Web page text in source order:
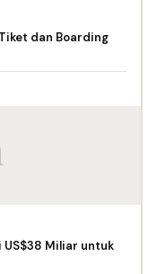
dan Boarding
US$38 Miliar untuk